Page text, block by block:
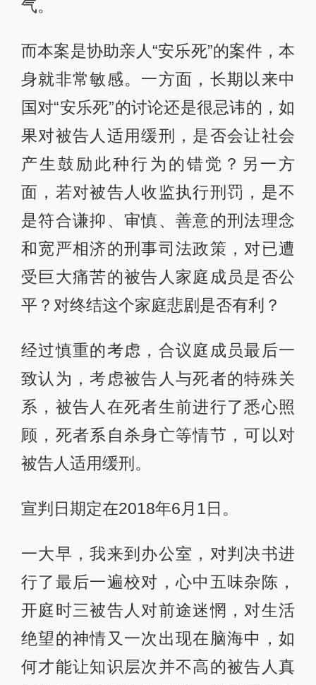
气。
而本案是协助亲人“安乐死”的案件，本
身就非常敏感。一方面，长期以来中
国对“安乐死”的讨论还是很忌讳的，如
果对被告人适用缓刑，是否会让社会
产生鼓励此种行为的错觉？另一方
面，若对被告人收监执行刑罚，是不
是符合谦抑、审慎、善意的刑法理念
和宽严相济的刑事司法政策，对已遭
受巨大痛苦的被告人家庭成员是否公
平？对终结这个家庭悲剧是否有利？
经过慎重的考虑，合议庭成员最后一
致认为，考虑被告人与死者的特殊关
系，被告人在死者生前进行了悉心照
顾，死者系自杀身亡等情节，可以对
被告人适用缓刑。
宣判日期定在2018年6月1日。
一大早，我来到办公室，对判决书进
行了最后一遍校对，心中五味杂陈，
开庭时三被告人对前途迷惘，对生活
绝望的神情又一次出现在脑海中，如
何才能让知识层次并不高的被告人真